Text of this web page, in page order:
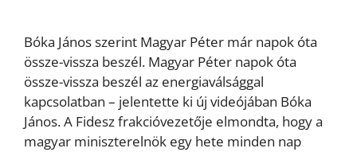
Bóka János szerint Magyar Péter már napok óta
össze-vissza beszél. Magyar Péter napok óta
össze-vissza beszél az energiaválsággal
kapcsolatban – jelentette ki új videójában Bóka
János. A Fidesz frakcióvezetője elmondta, hogy a
magyar miniszterelnök egy hete minden nap